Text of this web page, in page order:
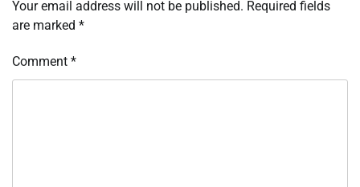
Your email address will not be published. Required fields
are marked *
Comment *